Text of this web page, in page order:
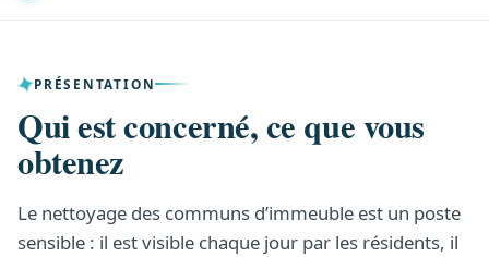
PRÉSENTATION
Qui est concerné, ce que vous
obtenez
Le nettoyage des communs d’immeuble est un poste
sensible : il est visible chaque jour par les résidents, il